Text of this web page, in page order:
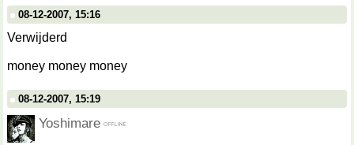
08-12-2007, 15:16
Verwijderd
money money money
08-12-2007, 15:19
Yoshimare